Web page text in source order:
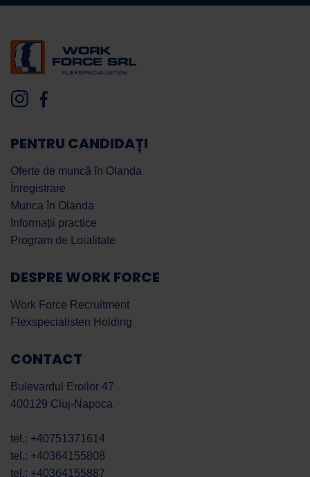
PENTRU CANDIDAȚI
Oferte de muncă în Olanda
Înregistrare
Munca în Olanda
Informații practice
Program de Loialitate
DESPRE WORK FORCE
Work Force Recruitment
Flexspecialisten Holding
CONTACT
Bulevardul Eroilor 47
400129 Cluj-Napoca
tel.: +40751371614
tel.: +40364155808
tel.: +40364155887